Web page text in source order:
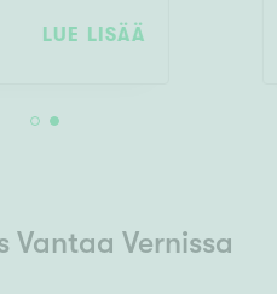
LUE LISÄÄ
Vantaa Vernissa